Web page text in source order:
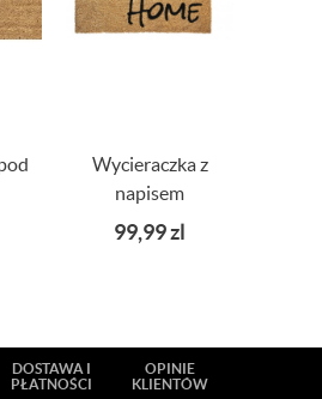
Wycieraczka z
napisem
welcome Home
99,99zl
DOSTAWA I
PŁATNOŚCI
OPINIE
KLIENTÓW